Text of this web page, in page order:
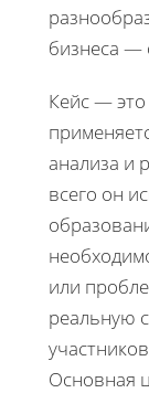
бизнеса —
Кейс —
анализа и
всего он
или
реальную
Основная